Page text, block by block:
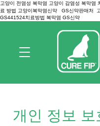
고양이 전염성 복막염 고양이 감염성 복막염
료 방법 고양이복막염신약 GS신약판매처
GS441524치료방법 복막염 GS신약
개인 정보 보